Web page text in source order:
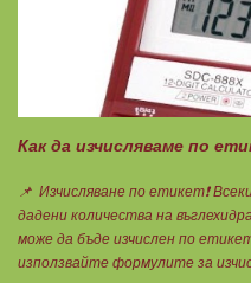
Как да изчисляваме по
📌 Изчисляване по етикет❗
дадени количества на
може да бъде изчислен по
използвайте формулите за